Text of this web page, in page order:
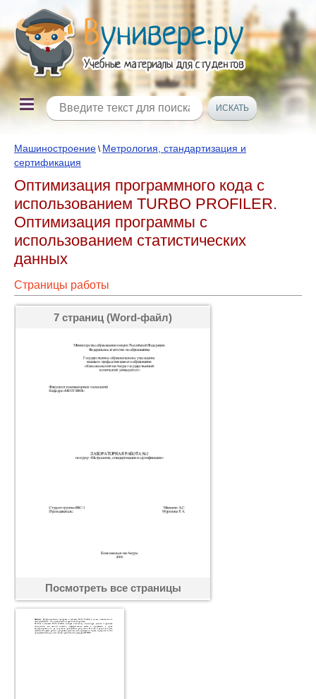
Машиностроение \ Метрология, стандартизация и
сертификация
Оптимизация программного кода с
использованием TURBO PROFILER.
Оптимизация программы с
использованием статистических
данных
Страницы работы
7 страниц (Word-файл)
Посмотреть все страницы